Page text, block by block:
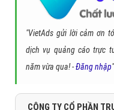
"VietAds gửi lời cảm ơn
dịch vụ quảng cáo trực
năm vừa qua! -Đăng nhập"
CÔNG TY CỔ PHẦN